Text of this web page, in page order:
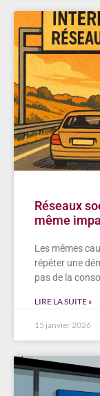
Réseaux
même
Les mêmes
répéter une
pas de la
LIRE LA SUITE »
15 janvier 2026